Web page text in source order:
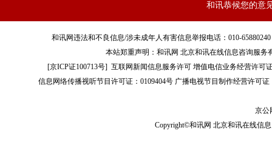
和讯恭候您的意
和讯网违法和不良信息/涉未成年人有害信息举报电话：010-
本站郑重声明：和讯网 北京和讯在线信息咨询服
[京ICP证100713号]互联网新闻信息服务许可 增值电信业务经营许可
信息网络传播视听节目许可证：0109404号 广播电视节目制作经营许可证
京公
Copyright©和讯网 北京和讯在线信